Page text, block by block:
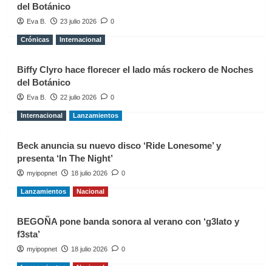
del Botánico
Eva B. 23 julio 2026 0
Crónicas Internacional
Biffy Clyro hace florecer el lado más rockero de Noches
del Botánico
Eva B. 22 julio 2026 0
Internacional Lanzamientos
Beck anuncia su nuevo disco ‘Ride Lonesome’ y
presenta ‘In The Night’
myipopnet 18 julio 2026 0
Lanzamientos Nacional
BEGOÑA pone banda sonora al verano con ‘g3lato y
f3sta’
myipopnet 18 julio 2026 0